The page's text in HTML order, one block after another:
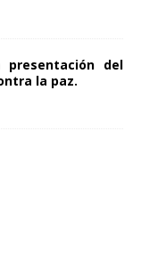
presentación del
la paz.